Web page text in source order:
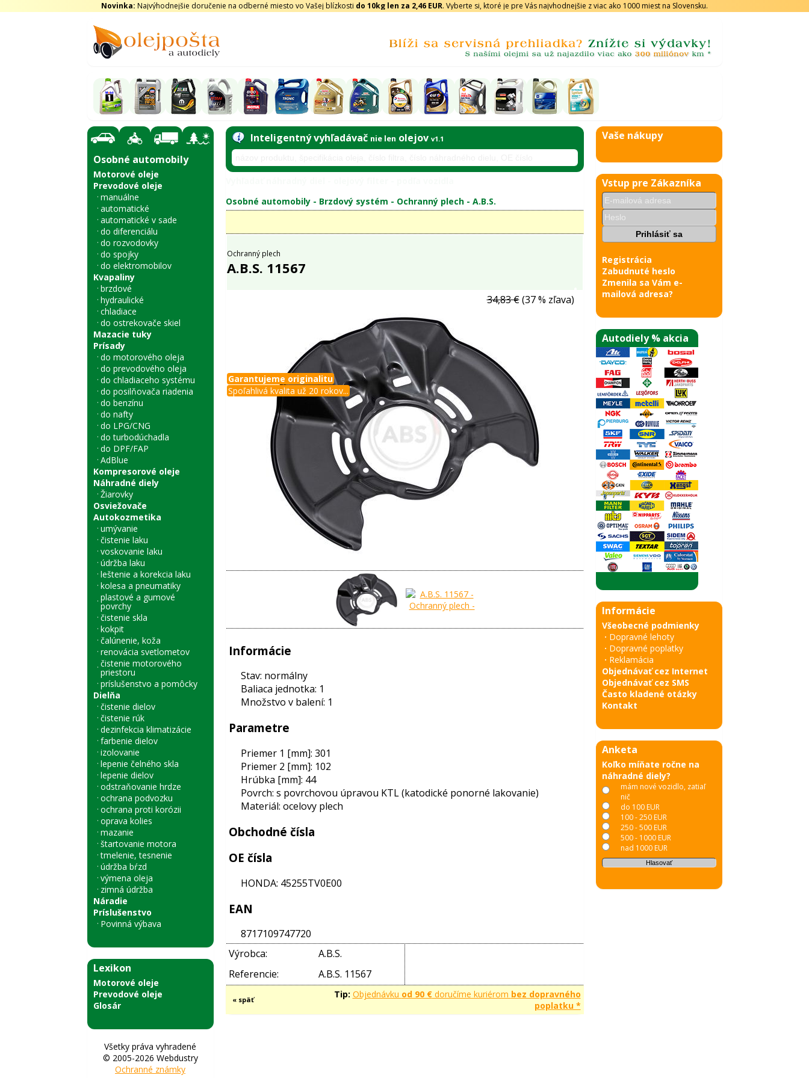
Novinka: Najvýhodnejšie doručenie na odberné miesto vo Vašej blízkosti do 10kg len za 2,46 EUR. Vyberte si, ktoré je pre Vás najvhodnejšie z viac ako 1000 miest na Slovensku.
Osobné automobily
Motorové oleje
Prevodové oleje
manuálne
automatické
automatické v sade
do diferenciálu
do rozvodovky
do spojky
do elektromobilov
Kvapaliny
brzdové
hydraulické
chladiace
do ostrekovače skiel
Mazacie tuky
Prísady
do motorového oleja
do prevodového oleja
do chladiaceho systému
do posilňovača riadenia
do benzínu
do nafty
do LPG/CNG
do turbodúchadla
do DPF/FAP
AdBlue
Kompresorové oleje
Náhradné diely
Žiarovky
Osviežovače
Autokozmetika
umývanie
čistenie laku
voskovanie laku
údržba laku
leštenie a korekcia laku
kolesa a pneumatiky
plastové a gumové
povrchy
čistenie skla
kokpit
čalúnenie, koža
renovácia svetlometov
čistenie motorového
priestoru
príslušenstvo a pomôcky
Dielňa
čistenie dielov
čistenie rúk
dezinfekcia klimatizácie
farbenie dielov
izolovanie
lepenie čelného skla
lepenie dielov
odstraňovanie hrdze
ochrana podvozku
ochrana proti korózii
oprava kolies
mazanie
štartovanie motora
tmelenie, tesnenie
údržba bŕzd
výmena oleja
zimná údržba
Náradie
Príslušenstvo
Povinná výbava
Lexikon
Motorové oleje
Prevodové oleje
Glosár
Všetky práva vyhradené
© 2005-2026 Webdustry
Ochranné známky
Inteligentný vyhľadávač nie len olejov v1.1
Osobné automobily - Brzdový systém - Ochranný plech- A.B.S.
Ochranný plech
A.B.S. 11567
34,83 €(37 % zľava)
Garantujeme originalitu
Spoľahlivá kvalita už 20 rokov...
Informácie
Stav: normálny
Baliaca jednotka: 1
Množstvo v balení: 1
Parametre
Priemer 1 [mm]: 301
Priemer 2 [mm]: 102
Hrúbka [mm]: 44
Povrch: s povrchovou úpravou KTL (katodické ponorné lakovanie)
Materiál: ocelovy plech
Obchodné čísla
OE čísla
HONDA: 45255TV0E00
EAN
8717109747720
Výrobca:
A.B.S.
Referencie:
A.B.S. 11567
« späť Tip: Objednávku od 90 €doručíme kuriérom bez dopravného
poplatku *
Vaše nákupy
Vstup pre Zákazníka
Registrácia
Zabudnuté heslo
Zmenila sa Vám e-
mailová adresa?
Autodiely % akcia
Informácie
Všeobecné podmienky
· Dopravné lehoty
· Dopravné poplatky
· Reklamácia
Objednávať cez Internet
Objednávať cez SMS
Často kladené otázky
Kontakt
Anketa
Koľko míňate ročne na
náhradné diely?
mám nové vozidlo, zatiaľ
nič
do 100 EUR
100 - 250 EUR
250 - 500 EUR
500 - 1000 EUR
nad 1000 EUR